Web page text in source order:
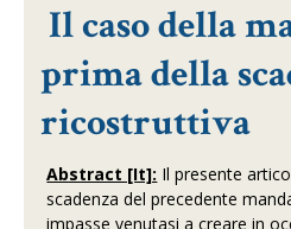
Il caso della
prima della
ricostruttiva
Abstract [It]: Il presente
scadenza del precedente
impasse venutasi a creare in